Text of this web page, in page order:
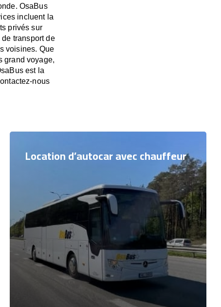
OsaBus
incluent la
privés sur
transport de
voisines. Que
grand voyage,
est la
nous
Location d’autocar avec chauffeur